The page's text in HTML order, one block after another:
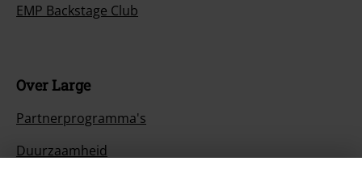
EMP Backstage Club
Over Large
Partnerprogramma's
Duurzaamheid